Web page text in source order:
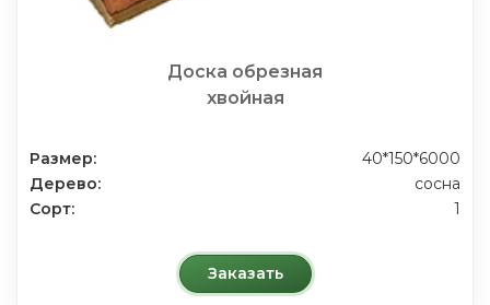
Доска обрезная
хвойная
Размер:
40*150*6000
Дерево:
сосна
Сорт:
1
Заказать